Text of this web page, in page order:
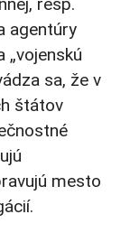
agentúry
„vojenskú
sa, že v
štátov
mesto